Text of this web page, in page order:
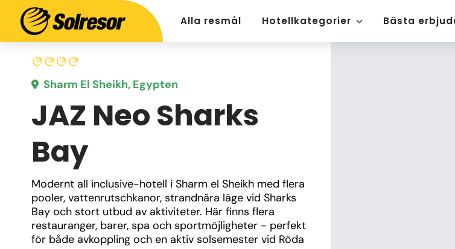
Alla resmål Hotellkategorier Bästa
Sharm El Sheikh, Egypten
JAZ Neo Sharks
Bay
Modernt all inclusive-hotell i Sharm el Sheikh med flera
pooler, vattenrutschkanor, strandnära läge vid Sharks
Bay och stort utbud av aktiviteter. Här finns flera
restauranger, barer, spa och sportmöjligheter - perfekt
för både avkoppling och en aktiv solsemester vid Röda